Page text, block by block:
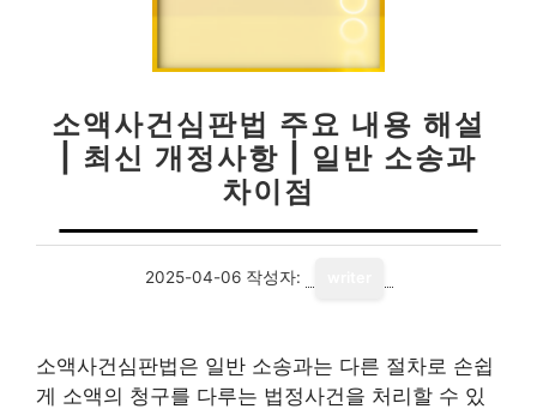
소액사건심판법 주요 내용 해설
| 최신 개정사항 | 일반 소송과
차이점
2025-04-06 작성자:
소액사건심판법은 일반 소송과는 다른 절차로 손쉽
게 소액의 청구를 다루는 법정사건을 처리할 수 있